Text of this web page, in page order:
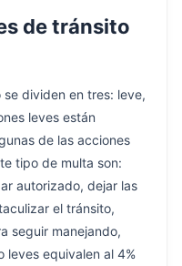
de tránsito
se dividen en tres: leve,
leves están
de las acciones
tipo de multa son:
autorizado, dejar las
el tránsito,
seguir manejando,
leves equivalen al 4%